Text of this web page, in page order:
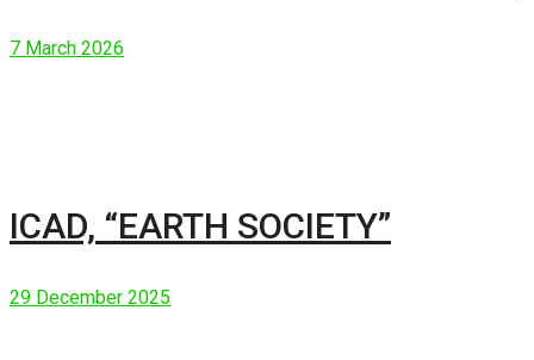
7 March 2026
ICAD, “EARTH SOCIETY”
29 December 2025